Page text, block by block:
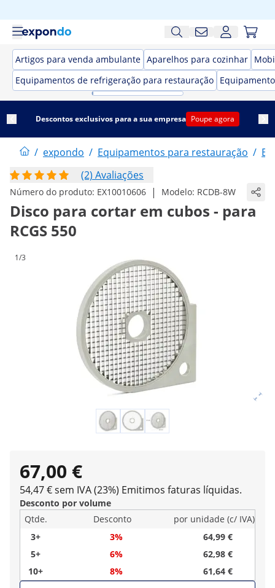
Artigos para venda ambulante Aparelhos para cozinhar
Equipamentos de refrigeração para restauração
Descontos exclusivos para a sua empresa Poupe agora
/ expondo / Equipamentos para restauração /
(2) Avaliações
Número do produto: EX10010606 | Modelo: RCDB-8W
Disco para cortar em cubos - para
RCGS 550
1/3
67,00 €
54,47 € sem IVA (23%) Emitimos faturas líquidas.
Desconto por volume
Qtde.
Desconto
por unidade (c/ IVA)
3+
3%
64,99 €
5+
6%
62,98 €
10+
8%
61,64 €